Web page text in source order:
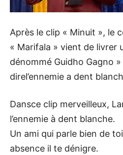
Après le clip « Minuit », le
« Marifala » vient de livrer
dénommé Guidho Gagno
direl’ennemie a dent
Dansce clip merveilleux,
l’ennemie à dent blanche.
Un ami qui parle bien de
absence il te dénigre.